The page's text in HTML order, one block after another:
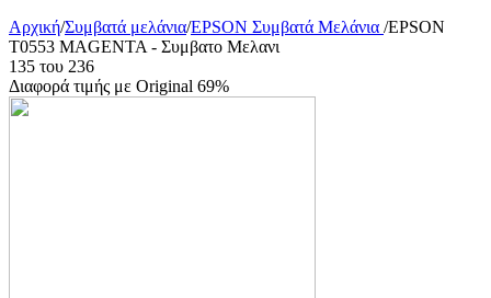
Αρχική/Συμβατά μελάνια/EPSON Συμβατά Μελάνια /EPSON
T0553 MAGENTA - Συμβατο Μελανι
135 του 236
Διαφορά τιμής με Original 69%